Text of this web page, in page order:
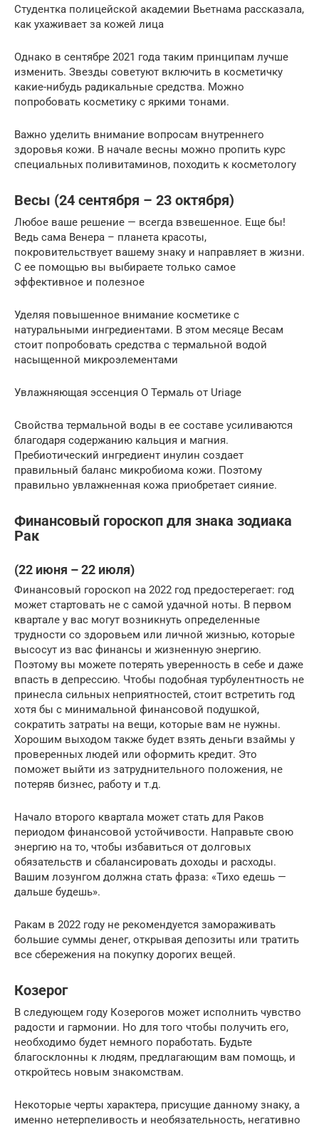
Студентка полицейской академии Вьетнама рассказала,
как ухаживает за кожей лица
Однако в сентябре 2021 года таким принципам лучше
изменить. Звезды советуют включить в косметичку
какие-нибудь радикальные средства. Можно
попробовать косметику с яркими тонами.
Важно уделить внимание вопросам внутреннего
здоровья кожи. В начале весны можно пропить курс
специальных поливитаминов, походить к косметологу
Весы (24 сентября – 23 октября)
Любое ваше решение — всегда взвешенное. Еще бы!
Ведь сама Венера – планета красоты,
покровительствует вашему знаку и направляет в жизни.
С ее помощью вы выбираете только самое
эффективное и полезное
Уделяя повышенное внимание косметике с
натуральными ингредиентами. В этом месяце Весам
стоит попробовать средства с термальной водой
насыщенной микроэлементами
Увлажняющая эссенция О Термаль от Uriage
Свойства термальной воды в ее составе усиливаются
благодаря содержанию кальция и магния.
Пребиотический ингредиент инулин создает
правильный баланс микробиома кожи. Поэтому
правильно увлажненная кожа приобретает сияние.
Финансовый гороскоп для знака зодиака
Рак
(22 июня – 22 июля)
Финансовый гороскоп на 2022 год предостерегает: год
может стартовать не с самой удачной ноты. В первом
квартале у вас могут возникнуть определенные
трудности со здоровьем или личной жизнью, которые
высосут из вас финансы и жизненную энергию.
Поэтому вы можете потерять уверенность в себе и даже
впасть в депрессию. Чтобы подобная турбулентность не
принесла сильных неприятностей, стоит встретить год
хотя бы с минимальной финансовой подушкой,
сократить затраты на вещи, которые вам не нужны.
Хорошим выходом также будет взять деньги взаймы у
проверенных людей или оформить кредит. Это
поможет выйти из затруднительного положения, не
потеряв бизнес, работу и т.д.
Начало второго квартала может стать для Раков
периодом финансовой устойчивости. Направьте свою
энергию на то, чтобы избавиться от долговых
обязательств и сбалансировать доходы и расходы.
Вашим лозунгом должна стать фраза: «Тихо едешь —
дальше будешь».
Ракам в 2022 году не рекомендуется замораживать
большие суммы денег, открывая депозиты или тратить
все сбережения на покупку дорогих вещей.
Козерог
В следующем году Козерогов может исполнить чувство
радости и гармонии. Но для того чтобы получить его,
необходимо будет немного поработать. Будьте
благосклонны к людям, предлагающим вам помощь, и
откройтесь новым знакомствам.
Некоторые черты характера, присущие данному знаку, а
именно нетерпеливость и необязательность, негативно